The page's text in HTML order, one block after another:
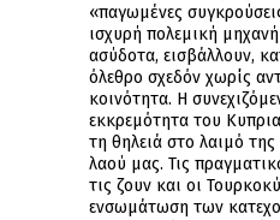
«παγωμένες
ισχυρή πολεμική
ασύδοτα, εισβάλλουν,
όλεθρο σχεδόν χωρίς
κοινότητα. Η
εκκρεμότητα του
τη θηλειά στο λαιμό
λαού μας. Τις
τις ζουν και οι
ενσωμάτωση των